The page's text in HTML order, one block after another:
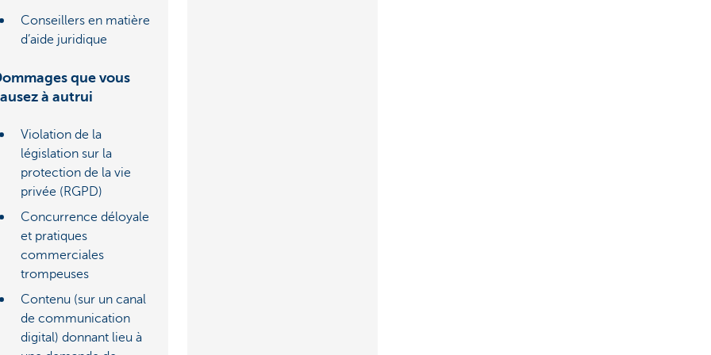
Conseillers en matière
d’aide juridique
que vous
à autrui
Violation de la
législation sur la
protection de la vie
privée (RGPD)
Concurrence déloyale
et pratiques
commerciales
trompeuses
Contenu (sur un canal
de communication
digital) donnant lieu à